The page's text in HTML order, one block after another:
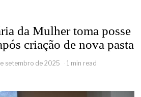
da Mulher toma posse
criação de nova pasta
setembro de 2025 1 min read